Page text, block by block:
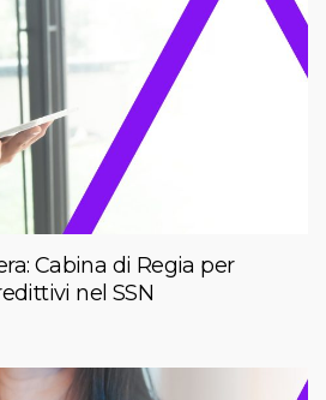
Cabina di Regia per
nel SSN